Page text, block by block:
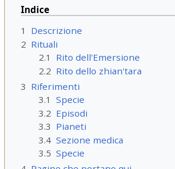
Indice
1
Descrizione
2 Rituali
2.1
Rito dell'Emersione
2.2 Rito dello zhian'tara
3 Riferimenti
3.1
Specie
3.2 Episodi
3.3 Pianeti
3.4 Sezione medica
3.5 Specie